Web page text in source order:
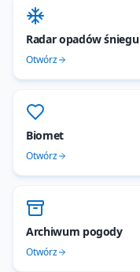
Radar opadów śniegu
Otwórz
Biomet
Otwórz
Archiwum pogody
Otwórz